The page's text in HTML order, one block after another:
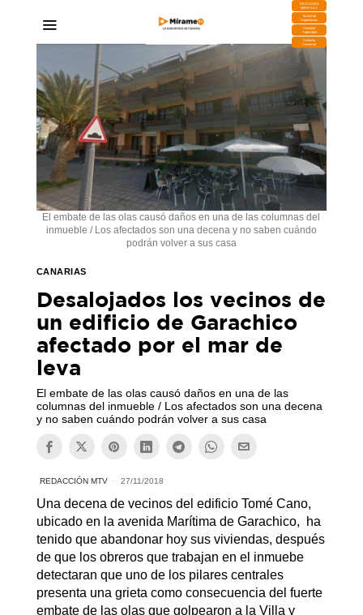
DESCARGA
MIRAPLAY
Buzón de
Sugerencias
Contratar
Publicidad
Contacto
Comercial
El embate de las olas causó daños en una de las columnas del
inmueble / Los afectados son una decena y no saben cuándo
podrán volver a sus casa
CANARIAS
Desalojados los vecinos de
un edificio de Garachico
afectado por el mar de
leva
El embate de las olas causó daños en una de las
columnas del inmueble / Los afectados son una decena
y no saben cuándo podrán volver a sus casa
REDACCIÓN MTV 27/11/2018
Una decena de vecinos del edificio Tomé Cano,
ubicado en la avenida Marítima de Garachico, ha
tenido que abandonar hoy sus viviendas, después
de que los obreros que trabajan en el inmuebe
detectaran que uno de los pilares centrales
presenta una grieta como consecuencia del fuerte
embate de las olas que golpearon a la Villa y